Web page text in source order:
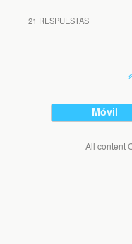
21 RESPUESTAS
Móvil
All content